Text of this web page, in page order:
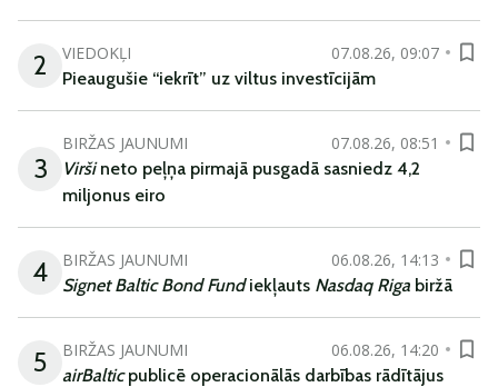
2 VIEDOKĻI
07.08.26, 09:07
Pieaugušie “iekrīt” uz viltus investīcijām
3
BIRŽAS JAUNUMI
07.08.26, 08:51
Viršineto peļņa pirmajā pusgadā sasniedz 4,2
miljonus eiro
4 BIRŽAS JAUNUMI
06.08.26, 14:13
Signet Baltic Bond Fundiekļauts Nasdaq Riga biržā
5 BIRŽAS JAUNUMI
06.08.26, 14:20
airBalticpublicē operacionālās darbības rādītājus